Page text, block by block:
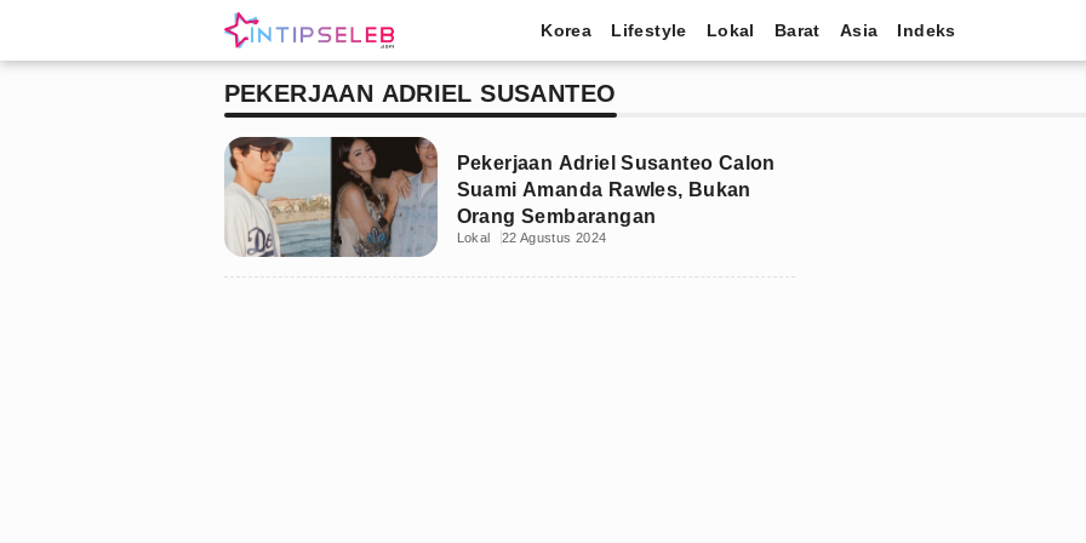
Korea Lifestyle Lokal Barat Asia Indeks
PEKERJAAN ADRIEL SUSANTEO
Pekerjaan Adriel Susanteo Calon
Suami Amanda Rawles, Bukan
Orang Sembarangan
Lokal 22 Agustus 2024